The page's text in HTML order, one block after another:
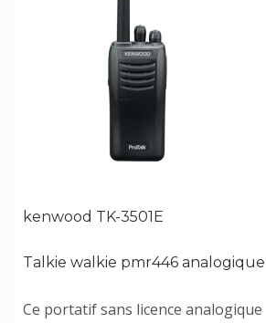
kenwood TK-3501E
Talkie walkie pmr446 analogique
Ce portatif sans licence analogique